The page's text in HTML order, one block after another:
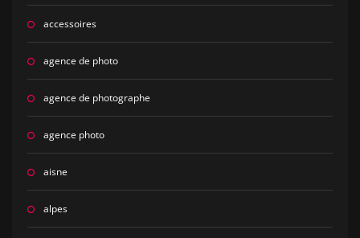
accessoires
agence de photo
agence de photographe
agence photo
aisne
alpes